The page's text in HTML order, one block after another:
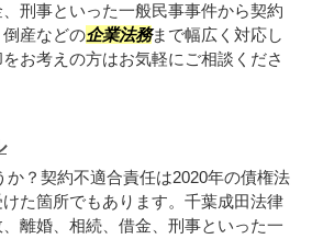
刑事といった一般民事事件から契約
産などの企業法務まで幅広く対応し
お考えの方はお気軽にご相談くださ
か？契約不適合責任は2020年の債権法
た箇所でもあります。千葉成田法律
離婚、相続、借金、刑事といった一